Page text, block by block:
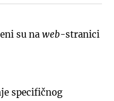
su na web-stranici
specifičnog